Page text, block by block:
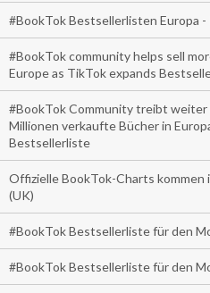
#BookTok Bestsellerlisten Europa
#BookTok community helps sell
Europe as TikTok expands
#BookTok Community treibt weiter
Millionen verkaufte Bücher in
Bestsellerliste
Offizielle BookTok-Charts kommen
(UK)
#BookTok Bestsellerliste für den
#BookTok Bestsellerliste für den